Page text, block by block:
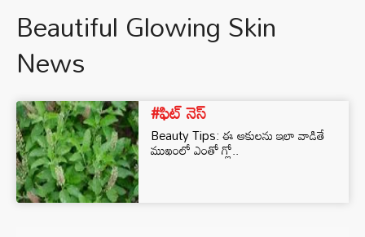
Beautiful Glowing Skin
News
#ఫిట్ నెస్
Beauty Tips: ఈ ఆకులను ఇలా వాడితే
ముఖంలో ఎంతో గ్లో..